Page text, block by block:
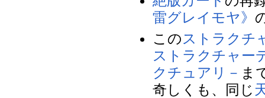
雷グレイモヤ》
この ストラクチ
ストラクチャー
クチュアリ－ ま
奇しくも、同じ